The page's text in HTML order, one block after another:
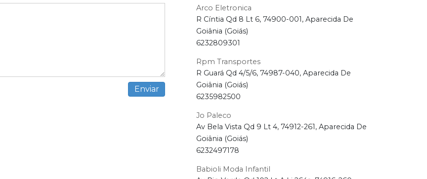
Arco Eletronica
R Cíntia Qd 8 Lt 6, 74900-001, Aparecida De
Goiânia (Goiás)
6232809301
Rpm Transportes
R Guará Qd 4/5/6, 74987-040, Aparecida De
Goiânia (Goiás)
6235982500
Jo Paleco
Av Bela Vista Qd 9 Lt 4, 74912-261, Aparecida De
Goiânia (Goiás)
6232497178
Babioli Moda Infantil